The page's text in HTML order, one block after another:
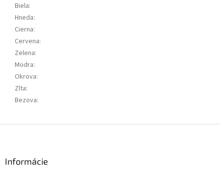
Biela:
Hneda:
Cierna:
Cervena:
Zelena:
Modra:
Okrova:
Zlta:
Bezova:
Informácie